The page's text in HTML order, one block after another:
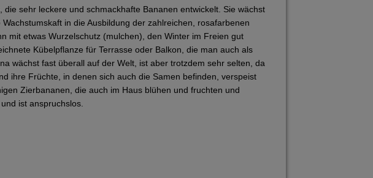
sehr leckere und schmackhafte Bananen entwickelt. Sie wächst
in die Ausbildung der zahlreichen, rosafarbenen
mit etwas Wurzelschutz (mulchen), den Winter im Freien gut
Kübelpflanze für Terrasse oder Balkon, die man auch als
wächst fast überall auf der Welt, ist aber trotzdem sehr selten, da
ihre Früchte, in denen sich auch die Samen befinden, verspeist
Zierbananen, die auch im Haus blühen und fruchten und
ist anspruchslos.